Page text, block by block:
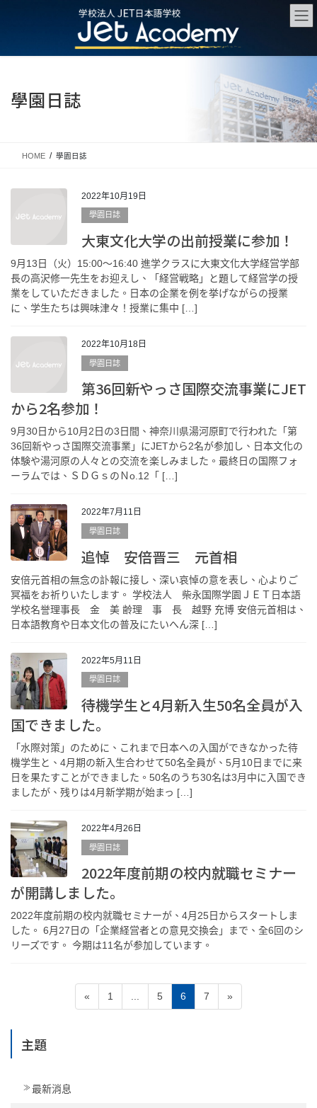
學園日誌
HOME 學園日誌
2022年10月19日
學園日誌
大東文化大学の出前授業に参加！
9月13日（火）15:00～16:40 進学クラスに大東文化大学経営学部
長の高沢修一先生をお迎えし、「経営戦略」と題して経営学の授
業をしていただきました。日本の企業を例を挙げながらの授業
に、学生たちは興味津々！授業に集中 […]
2022年10月18日
學園日誌
第36回新やっさ国際交流事業にJET
から2名参加！
9月30日から10月2日の3日間、神奈川県湯河原町で行われた「第
36回新やっさ国際交流事業」にJETから2名が参加し、日本文化の
体験や湯河原の人々との交流を楽しみました。最終日の国際フォ
ーラムでは、ＳＤＧｓのＮo.12「 […]
2022年7月11日
學園日誌
追悼 安倍晋三 元首相
安倍元首相の無念の訃報に接し、深い哀悼の意を表し、心よりご
冥福をお祈りいたします。 学校法人 柴永国際学園ＪＥＴ日本語
学校名誉理事長 金 美 齢理 事 長 越野 充博 安倍元首相は、
日本語教育や日本文化の普及にたいへん深 […]
2022年5月11日
學園日誌
待機学生と4月新入生50名全員が入
国できました。
「水際対策」のために、これまで日本への入国ができなかった待
機学生と、4月期の新入生合わせて50名全員が、5月10日までに来
日を果たすことができました。50名のうち30名は3月中に入国でき
ましたが、残りは4月新学期が始まっ […]
2022年4月26日
學園日誌
2022年度前期の校内就職セミナー
が開講しました。
2022年度前期の校内就職セミナーが、4月25日からスタートしま
した。 6月27日の「企業経営者との意見交換会」まで、全6回のシ
リーズです。 今期は11名が参加しています。
分
頁
« Page
1 ... Page
5 Page
6 Page
7 »
主題
最新消息